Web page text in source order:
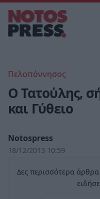
Πελοπόννησος
Ο Τατούλης,
και Γύθειο
Notospress
18/12/2013 10:59
Δες περισσότερα